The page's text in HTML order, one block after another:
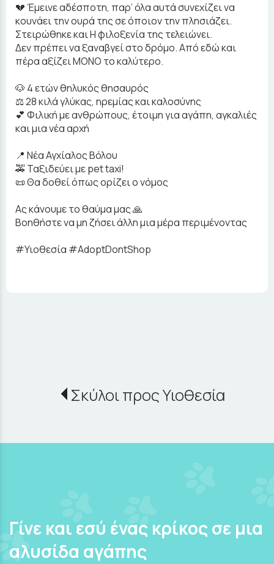
💔 Έμεινε αδέσποτη, παρ’ όλα αυτά συνεχίζει να
κουνάει την ουρά της σε όποιον την πλησιάζει.
Στειρώθηκε και Η φιλοξενία της τελειώνει.
Δεν πρέπει να ξαναβγεί στο δρόμο. Από εδώ και
πέρα αξίζει ΜΟΝΟ το καλύτερο.
🐶 4 ετών θηλυκός θησαυρός
⚖️ 28 κιλά γλύκας, ηρεμίας και καλοσύνης
💕 Φιλική με ανθρώπους, έτοιμη για αγάπη, αγκαλιές
και μια νέα αρχή
📍 Νέα Αγχίαλος Βόλου
🚕 Ταξιδεύει με pet taxi!
📜 Θα δοθεί όπως ορίζει ο νόμος
Ας κάνουμε το θαύμα μας 🙏
Βοηθήστε να μη ζήσει άλλη μια μέρα περιμένοντας
#Υιοθεσία #AdoptDontShop
Σκύλοι προς Υιοθεσία
Γίνε και εσύ ένας κρίκος σε μια
αλυσίδα αγάπης